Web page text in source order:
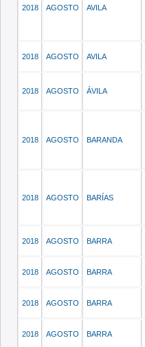
2018 AGOSTO AVILA
2018 AGOSTO AVILA
2018 AGOSTO ÁVILA
2018 AGOSTO BARANDA
2018 AGOSTO BARÍAS
2018 AGOSTO BARRA
2018 AGOSTO BARRA
2018 AGOSTO BARRA
2018 AGOSTO BARRA